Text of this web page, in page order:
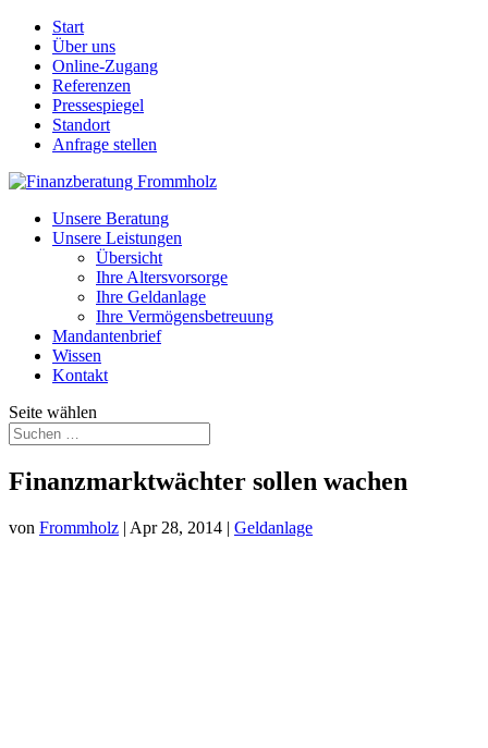
Start
Über uns
Online-Zugang
Referenzen
Pressespiegel
Standort
Anfrage stellen
Unsere Beratung
Unsere Leistungen
Übersicht
Ihre Altersvorsorge
Ihre Geldanlage
Ihre Vermögensbetreuung
Mandantenbrief
Wissen
Kontakt
Seite wählen
Finanzmarktwächter sollen wachen
von Frommholz | Apr 28, 2014 | Geldanlage